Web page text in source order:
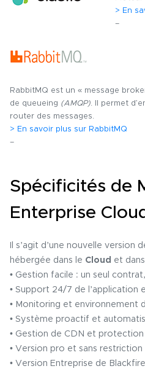
> En
–
RabbitMQ est un « message
de queueing (AMQP). Il permet
router des messages.
> En savoir plus sur RabbitMQ
–
Spécificités de
Enterprise
Il s’agit d’une nouvelle version
hébergée dans le Cloud et
• Gestion facile : un seul
• Support 24/7 de l’application
• Monitoring et environnement
• Système proactif et
• Gestion de CDN et
• Version pro et sans restriction
• Version Entreprise de